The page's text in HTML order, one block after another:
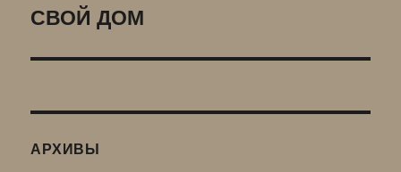
Следующая
СВОЙ ДОМ
АРХИВЫ